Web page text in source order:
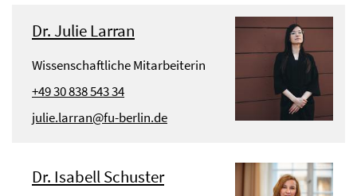
Dr. Julie Larran
Wissenschaftliche Mitarbeiterin
+49 30 838 543 34
julie.larran@fu-berlin.de
Dr. Isabell Schuster